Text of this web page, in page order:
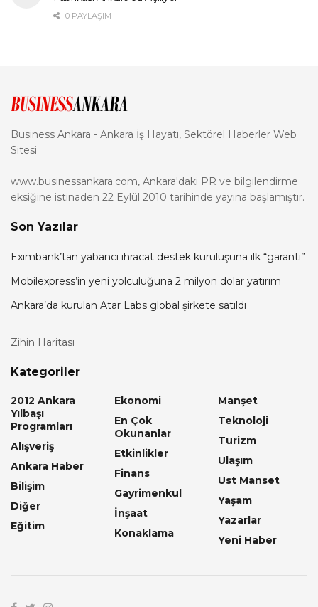
0 PAYLAŞIM
Business Ankara - Ankara İş Hayatı, Sektörel Haberler Web
Sitesi
www.businessankara.com, Ankara'daki PR ve bilgilendirme
eksiğine istinaden 22 Eylül 2010 tarihinde yayına başlamıştır.
Son Yazılar
Eximbank’tan yabancı ihracat destek kuruluşuna ilk “garanti”
Mobilexpress’in yeni yolculuğuna 2 milyon dolar yatırım
Ankara’da kurulan Atar Labs global şirkete satıldı
Zihin Haritası
Kategoriler
2012 Ankara
Yılbaşı
Programları
Alışveriş
Ankara Haber
Bilişim
Diğer
Eğitim
Ekonomi
En Çok
Okunanlar
Etkinlikler
Finans
Gayrimenkul
İnşaat
Konaklama
Manşet
Teknoloji
Turizm
Ulaşım
Ust Manset
Yaşam
Yazarlar
Yeni Haber